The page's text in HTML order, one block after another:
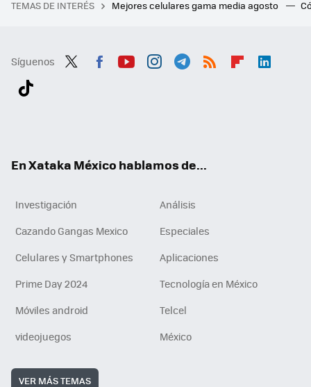
TEMAS DE INTERÉS Mejores celulares gama media agosto
Síguenos
En Xataka México hablamos de...
Investigación
Análisis
Cazando Gangas Mexico
Especiales
Celulares y Smartphones
Aplicaciones
Prime Day 2024
Tecnología en México
Móviles android
Telcel
videojuegos
México
VER MÁS TEMAS